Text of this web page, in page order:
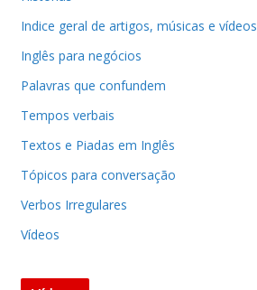
Indice geral de artigos, músicas e vídeos
Inglês para negócios
Palavras que confundem
Tempos verbais
Textos e Piadas em Inglês
Tópicos para conversação
Verbos Irregulares
Vídeos